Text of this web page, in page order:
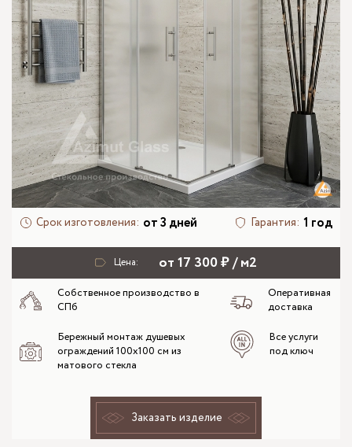
Срок изготовления: от 3 дней Гарантия: 1 год
Цена: от 17 300 ₽ / м2
Собственное производство в
СПб
Оперативная
доставка
Бережный монтаж душевых
ограждений 100х100 см из
матового стекла
Все услуги
под ключ
Заказать изделие